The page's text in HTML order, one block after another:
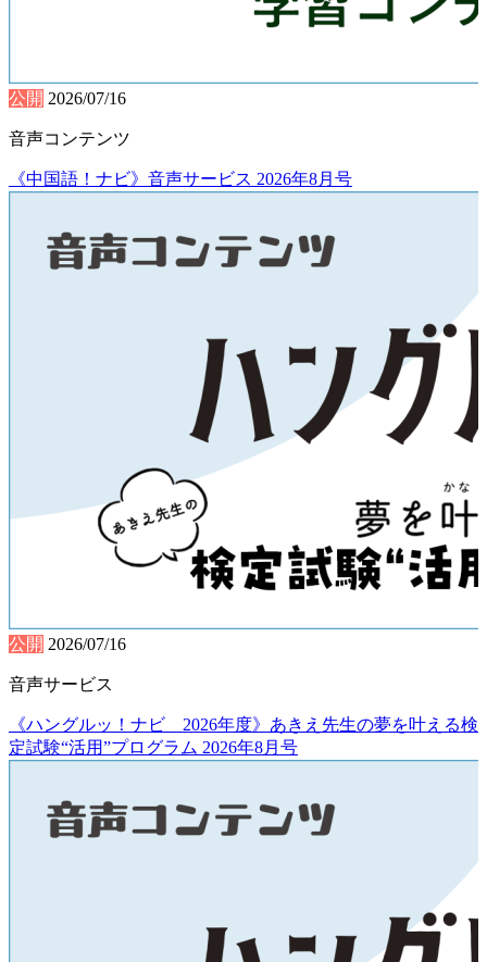
公開 2026/07/16
音声コンテンツ
《中国語！ナビ》音声サービス 2026年8月号
公開 2026/07/16
音声サービス
《ハングルッ！ナビ 2026年度》あきえ先生の夢を叶える検
定試験“活用”プログラム 2026年8月号